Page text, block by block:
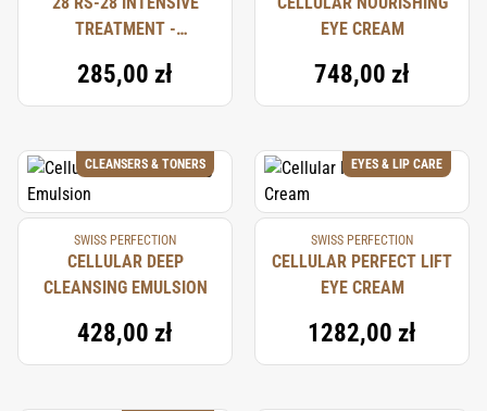
TREATMENT -
285,00 zł
EYE CREAM
748,00 zł
CLEANSERS & TONERS
SWISS PERFECTION
CELLULAR DEEP
CLEANSING EMULSION
428,00 zł
EYES & LIP CARE
SWISS PERFECTION
CELLULAR PERFECT LIFT
EYE CREAM
1282,00 zł